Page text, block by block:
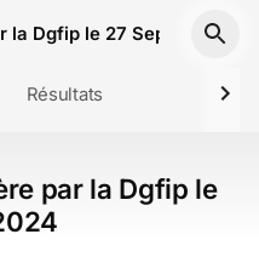
la Dgfip le 27 Septembre
Résultats
par la Dgfip le